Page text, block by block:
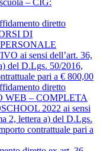
– CIG:
diretto
DI
ai sensi dell’art. 36,
del D.Lgs. 50/2016,
pari a € 800,00
diretto
WEB – COMPLETA
2022 ai sensi
2, lettera a) del D.Lgs.
contrattuale pari a